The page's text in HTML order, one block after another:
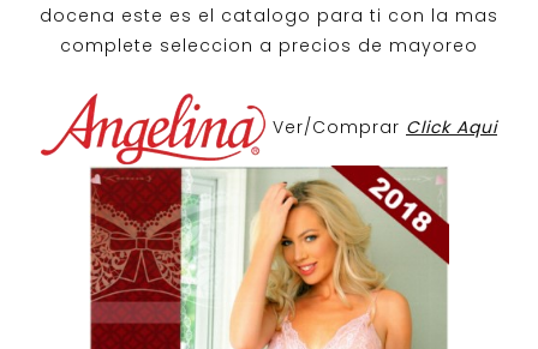
docena este es el catalogo para ti con la mas
complete seleccion a precios de mayoreo
Ver/Comprar Click Aqui